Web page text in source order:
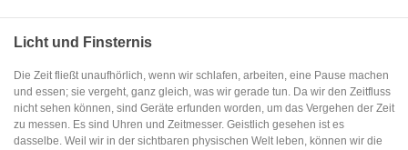
Licht und Finsternis
Die Zeit fließt unaufhörlich, wenn wir schlafen, arbeiten, eine Pause machen
und essen; sie vergeht, ganz gleich, was wir gerade tun. Da wir den Zeitfluss
nicht sehen können, sind Geräte erfunden worden, um das Vergehen der Zeit
zu messen. Es sind Uhren und Zeitmesser. Geistlich gesehen ist es
dasselbe. Weil wir in der sichtbaren physischen Welt leben, können wir die